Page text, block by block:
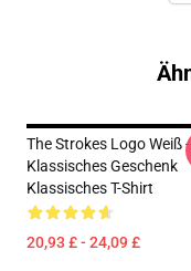
The Strokes Logo Weiß -
Klassisches Geschenk
Klassisches T-Shirt
20,93 £ - 24,09 £